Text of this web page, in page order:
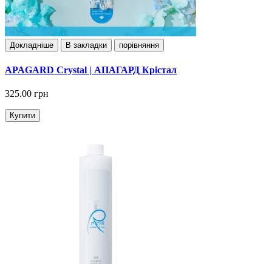
Докладнiше В закладки порівняння
APAGARD Crystal | АПАГАРД Крістал
325.00 грн
Купити